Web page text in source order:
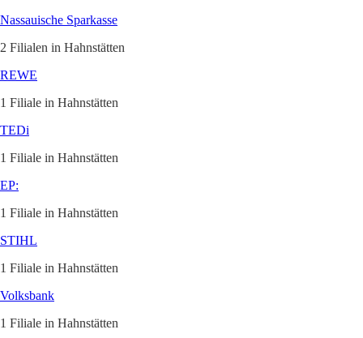
Nassauische Sparkasse
2 Filialen in Hahnstätten
REWE
1 Filiale in Hahnstätten
TEDi
1 Filiale in Hahnstätten
EP:
1 Filiale in Hahnstätten
STIHL
1 Filiale in Hahnstätten
Volksbank
1 Filiale in Hahnstätten